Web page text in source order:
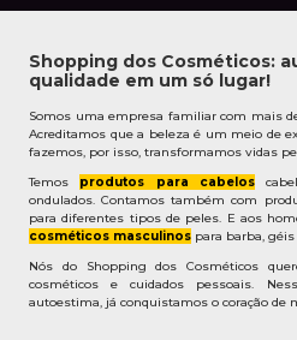
Shopping dos Cosméticos:
qualidade em um só lugar!
Somos uma empresa familiar com mais
Acreditamos que a beleza é um meio de
fazemos, por isso, transformamos vidas
Temos produtos para cabelos
ondulados. Contamos também com
para diferentes tipos de peles. E aos
cosméticos masculinos para barba,
Nós do Shopping dos Cosméticos
cosméticos e cuidados pessoais.
autoestima, já conquistamos o coração de